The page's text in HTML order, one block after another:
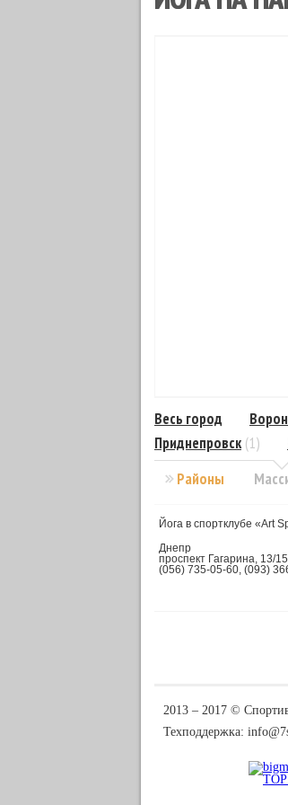
Районы
Весь город
Приднепровск (1)
Йога в спортклубе «Art
Днепр
проспект Гагарина, 13/15
(056) 735-05-60, (093)
2013 ‒ 2017 ©
Техподдержка: